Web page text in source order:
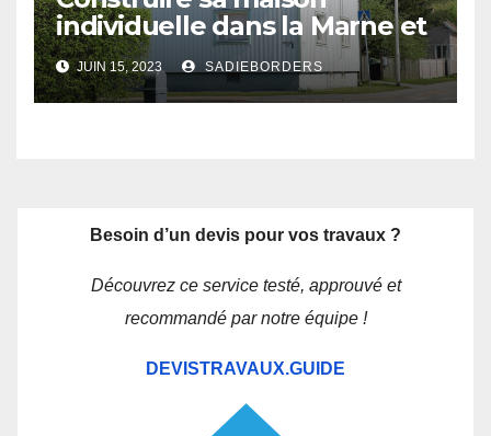
individuelle dans la Marne et
les Ardennes : les avantages
d’un constructeur local
JUIN 15, 2023 SADIEBORDERS
Besoin d’un devis pour vos travaux ?
Découvrez ce service testé, approuvé et
recommandé par notre équipe !
DEVISTRAVAUX.GUIDE